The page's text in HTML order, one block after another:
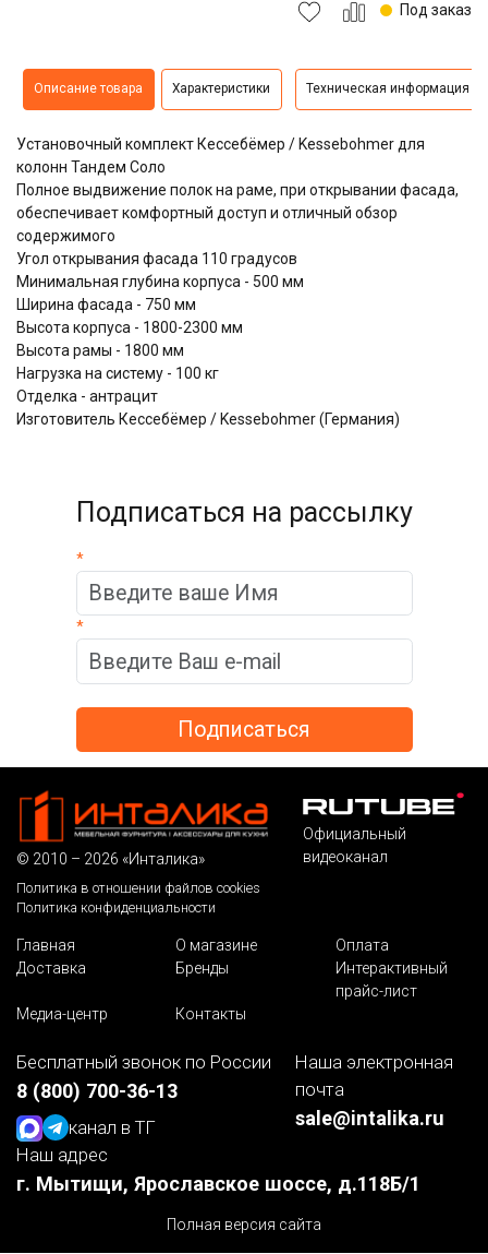
Под заказ
Описание товара Характеристики Техническая информация
Установочный комплект Кессебёмер / Kessebohmer для
колонн Тандем Соло
Полное выдвижение полок на раме, при открывании фасада,
обеспечивает комфортный доступ и отличный обзор
содержимого
Угол открывания фасада 110 градусов
Минимальная глубина корпуса - 500 мм
Ширина фасада - 750 мм
Высота корпуса - 1800-2300 мм
Высота рамы - 1800 мм
Нагрузка на систему - 100 кг
Отделка - антрацит
Изготовитель Кессебёмер / Kessebohmer (Германия)
Подписаться на рассылку
*
*
© 2010 – 2026 «Инталика»
Политика в отношении файлов cookies
Политика конфиденциальности
Официальный
видеоканал
Главная О магазине
Оплата
Доставка
Бренды
Интерактивный
прайс-лист
Медиа-центр
Контакты
Бесплатный звонок по России
8 (800) 700-36-13
канал в ТГ
Наша электронная
почта
sale@intalika.ru
Наш адрес
г. Мытищи, Ярославское шоссе, д.118Б/1
Полная версия сайта